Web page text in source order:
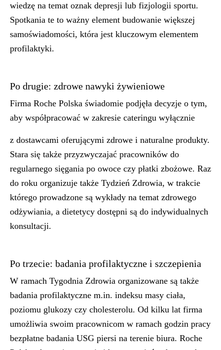
wiedzę na temat oznak depresji lub fizjologii sportu.
Spotkania te to ważny element budowanie większej
samoświadomości, która jest kluczowym elementem
profilaktyki.
Po drugie: zdrowe nawyki żywieniowe
Firma Roche Polska świadomie podjęła decyzje o tym,
aby współpracować w zakresie cateringu wyłącznie
z dostawcami oferującymi zdrowe i naturalne produkty.
Stara się także przyzwyczajać pracowników do
regularnego sięgania po owoce czy płatki zbożowe. Raz
do roku organizuje także Tydzień Zdrowia, w trakcie
którego prowadzone są wykłady na temat zdrowego
odżywiania, a dietetycy dostępni są do indywidualnych
konsultacji.
Po trzecie: badania profilaktyczne i szczepienia
W ramach Tygodnia Zdrowia organizowane są także
badania profilaktyczne m.in. indeksu masy ciała,
poziomu glukozy czy cholesterolu. Od kilku lat firma
umożliwia swoim pracownicom w ramach godzin pracy
bezpłatne badania USG piersi na terenie biura. Roche